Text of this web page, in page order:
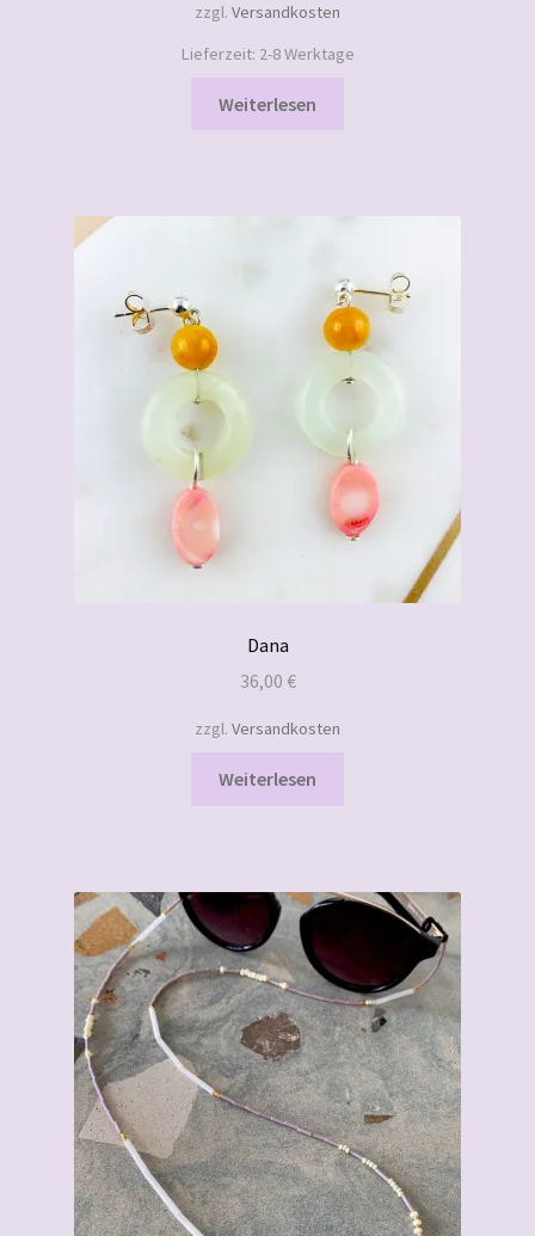
zzgl. Versandkosten
Lieferzeit: 2-8 Werktage
Weiterlesen
Dana
36,00 €
zzgl. Versandkosten
Weiterlesen